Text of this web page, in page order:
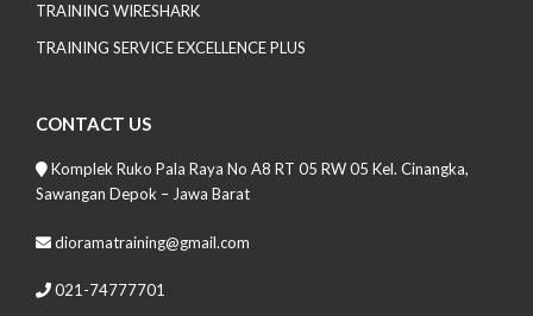
TRAINING WIRESHARK
TRAINING SERVICE EXCELLENCE PLUS
CONTACT US
Komplek Ruko Pala Raya No A8 RT 05 RW 05 Kel. Cinangka,
Sawangan Depok – Jawa Barat
dioramatraining@gmail.com
021-74777701